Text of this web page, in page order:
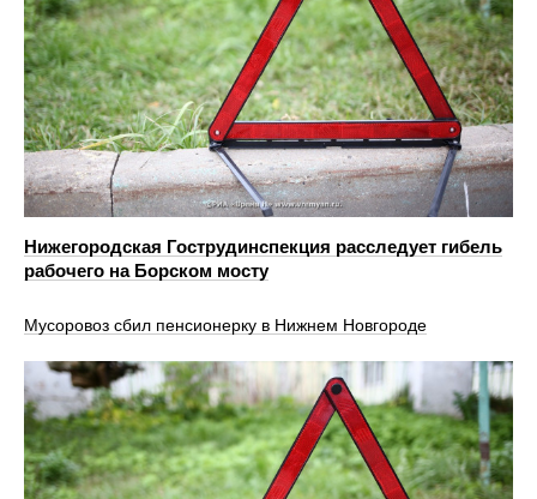
Нижегородская Гострудинспекция расследует гибель
рабочего на Борском мосту
Мусоровоз сбил пенсионерку в Нижнем Новгороде